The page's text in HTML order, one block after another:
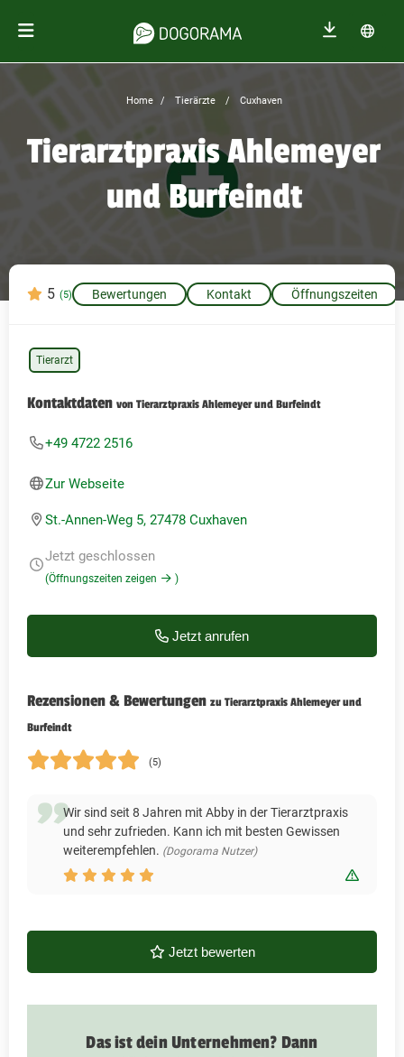
Home Tierärzte Cuxhaven
Tierarztpraxis Ahlemeyer
und Burfeindt
5 (5) Bewertungen Kontakt Öffnungszeiten
Tierarzt
Kontaktdaten von Tierarztpraxis Ahlemeyer und Burfeindt
+49 4722 2516
Zur Webseite
St.-Annen-Weg 5, 27478 Cuxhaven
Jetzt geschlossen
(Öffnungszeiten zeigen )
Jetzt anrufen
Rezensionen & Bewertungen zu Tierarztpraxis Ahlemeyer und
Burfeindt
(5)
Wir sind seit 8 Jahren mit Abby in der Tierarztpraxis
und sehr zufrieden. Kann ich mit besten Gewissen
weiterempfehlen. (Dogorama Nutzer)
Jetzt bewerten
Das ist dein Unternehmen? Dann